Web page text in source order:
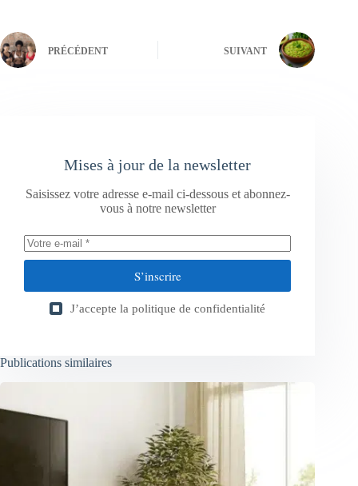
PRÉCÉDENT SUIVANT
Mises à jour de la newsletter
Saisissez votre adresse e-mail ci-dessous et abonnez-
vous à notre newsletter
S’inscrire
J’accepte la politique de confidentialité
Publications similaires